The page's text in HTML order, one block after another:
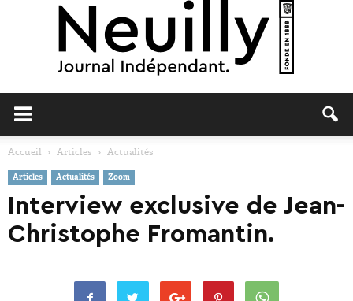
Accueil Articles Actualités
Articles Actualités Zoom
Interview exclusive de Jean-
Christophe Fromantin.